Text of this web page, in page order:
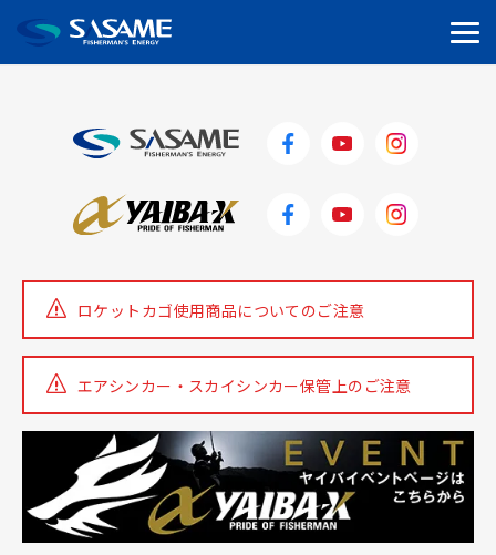
HOME イベント
IMG_1095-2
ロケットカゴ使用商品についてのご注意
エアシンカー・スカイシンカー保管上のご注意